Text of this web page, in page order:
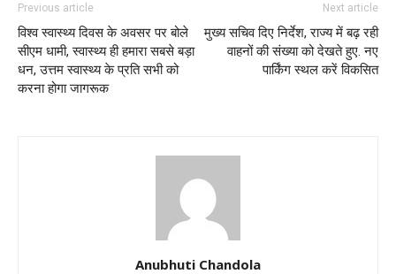
Previous article
विश्व स्वास्थ्य दिवस के अवसर पर बोले
सीएम धामी, स्वास्थ्य ही हमारा सबसे बड़ा
धन, उत्तम स्वास्थ्य के प्रति सभी को
करना होगा जागरूक
Next article
मुख्य सचिव दिए निर्देश, राज्य में बढ़ रही
वाहनों की संख्या को देखते हुए. नए
पार्किंग स्थल करें विकसित
Anubhuti Chandola